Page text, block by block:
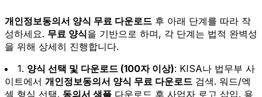
개인정보동의서 양식 무료 다운로드 후 아래 단계를 따라 작
성하세요. 무료 양식을 기반으로 하며, 각 단계는 법적 완벽성
을 위해 상세히 진행합니다.
1. 양식 선택 및 다운로드 (100자 이상): KISA나 법무부 사
이트에서 개인정보동의서 양식 무료 다운로드 검색. 워드/엑
셀 형식 선택. 동의서 샘플 다운로드 후 사업자 로고 삽입. 용